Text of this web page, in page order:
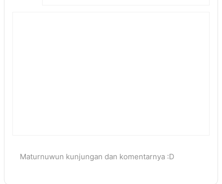
Maturnuwun kunjungan dan komentarnya :D